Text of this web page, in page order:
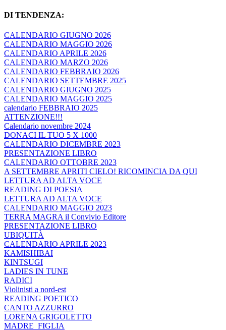
DI TENDENZA:
CALENDARIO GIUGNO 2026
CALENDARIO MAGGIO 2026
CALENDARIO APRILE 2026
CALENDARIO MARZO 2026
CALENDARIO FEBBRAIO 2026
CALENDARIO SETTEMBRE 2025
CALENDARIO GIUGNO 2025
CALENDARIO MAGGIO 2025
calendario FEBBRAIO 2025
ATTENZIONE!!!
Calendario novembre 2024
DONACI IL TUO 5 X 1000
CALENDARIO DICEMBRE 2023
PRESENTAZIONE LIBRO
CALENDARIO OTTOBRE 2023
A SETTEMBRE APRITI CIELO! RICOMINCIA DA QUI
LETTURA AD ALTA VOCE
READING DI POESIA
LETTURA AD ALTA VOCE
CALENDARIO MAGGIO 2023
TERRA MAGRA il Convivio Editore
PRESENTAZIONE LIBRO
UBIQUITÀ
CALENDARIO APRILE 2023
KAMISHIBAI
KINTSUGI
LADIES IN TUNE
RADICI
Violinisti a nord-est
READING POETICO
CANTO AZZURRO
LORENA GRIGOLETTO
MADRE_FIGLIA